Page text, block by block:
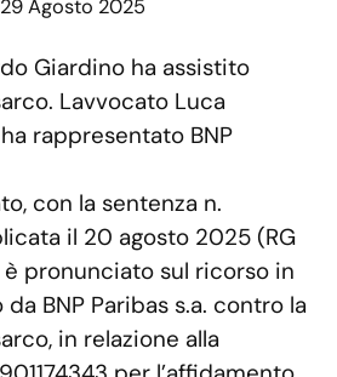
Agosto 2025
Giardino ha assistito
Lavvocato Luca
rappresentato BNP
con la sentenza n.
il 20 agosto 2025 (RG
pronunciato sul ricorso in
BNP Paribas s.a. contro la
in relazione alla